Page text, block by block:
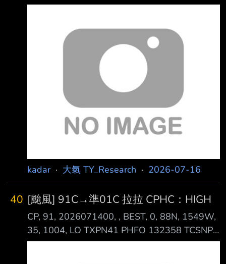
PSTN 160600UTC 04.3N 151.8E POOR
030KT GUST 045KT
https://i.meee.com.tw/aEfweS3.png -- GFS
https://i.meee.com.tw/O8dhEpk.png ECMWF
https://i.meee.com.tw/Yp4
kadar· 大氣 TY_Research · 2026-07-16
40 [颱風] 91C→準01C 拉拉 CPHC：HIGH
CP, 91, 2026071400, , BEST, 0, 88N, 1549W,
35, 1004, LO TXPN41 PHFO 132358 TCSNP1
CENTRAL PACIFIC TROPICAL CYCLONE